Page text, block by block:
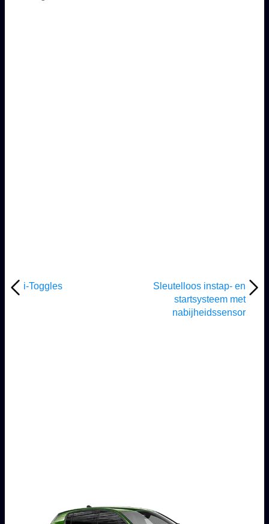
i-Toggles
Sleutelloos instap- en
startsysteem met
nabijheidssensor